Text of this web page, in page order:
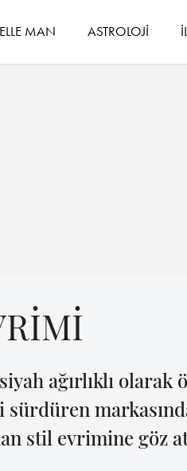
ELLE MAN ASTROLOJİ
ağırlıklı
sürdüren
stil evrimine göz